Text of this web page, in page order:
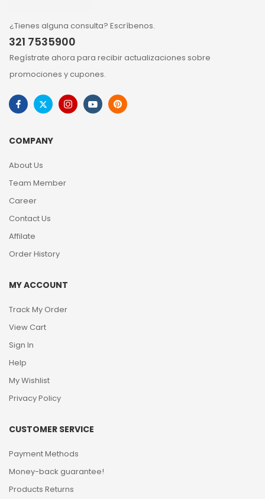
¿Tienes alguna consulta? Escríbenos.
321 7535900
Regístrate ahora para recibir actualizaciones sobre
promociones y cupones.
COMPANY
About Us
Team Member
Career
Contact Us
Affilate
Order History
MY ACCOUNT
Track My Order
View Cart
Sign In
Help
My Wishlist
Privacy Policy
CUSTOMER SERVICE
Payment Methods
Money-back guarantee!
Products Returns